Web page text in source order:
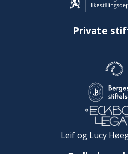
Private
Leif og Lucy